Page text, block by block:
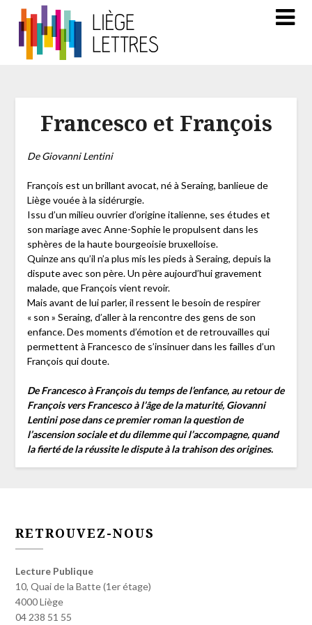
Francesco et François
De Giovanni Lentini
François est un brillant avocat, né à Seraing, banlieue de
Liège vouée à la sidérurgie.
Issu d’un milieu ouvrier d’origine italienne, ses études et
son mariage avec Anne-Sophie le propulsent dans les
sphères de la haute bourgeoisie bruxelloise.
Quinze ans qu’il n’a plus mis les pieds à Seraing, depuis la
dispute avec son père. Un père aujourd’hui gravement
malade, que François vient revoir.
Mais avant de lui parler, il ressent le besoin de respirer
« son » Seraing, d’aller à la rencontre des gens de son
enfance. Des moments d’émotion et de retrouvailles qui
permettent à Francesco de s’insinuer dans les failles d’un
François qui doute.
De Francesco à François du temps de l’enfance, au retour de
François vers Francesco à l’âge de la maturité, Giovanni
Lentini pose dans ce premier roman la question de
l’ascension sociale et du dilemme qui l’accompagne, quand
la fierté de la réussite le dispute à la trahison des origines.
RETROUVEZ-NOUS
Lecture Publique
10, Quai de la Batte (1er étage)
4000 Liège
04 238 51 55